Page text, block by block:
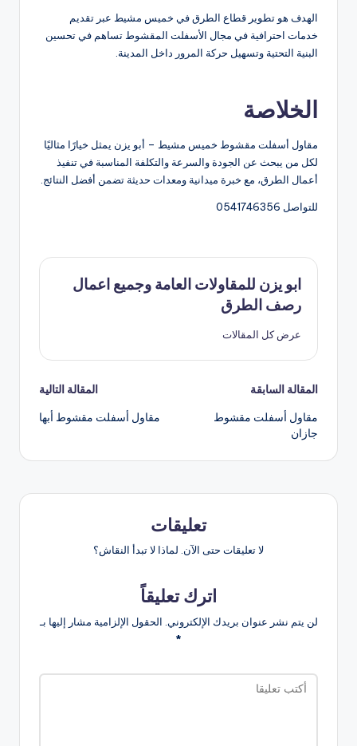
الهدف هو تطوير قطاع الطرق في خميس مشيط عبر تقديم
خدمات احترافية في مجال الأسفلت المقشوط تساهم في تحسين
البنية التحتية وتسهيل حركة المرور داخل المدينة.
الخلاصة
مقاول أسفلت مقشوط خميس مشيط – أبو يزن يمثل خيارًا مثاليًا
لكل من يبحث عن الجودة والسرعة والتكلفة المناسبة في تنفيذ
أعمال الطرق، مع خبرة ميدانية ومعدات حديثة تضمن أفضل النتائج.
للتواصل 0541746356
ابو يزن للمقاولات العامة وجميع اعمال
رصف الطرق
عرض كل المقالات
المقالة السابقة
مقاول أسفلت مقشوط
جازان
المقالة التالية
مقاول أسفلت مقشوط أبها
تعليقات
لا تعليقات حتى الآن. لماذا لا تبدأ النقاش؟
اترك تعليقاً
لن يتم نشر عنوان بريدك الإلكتروني. الحقول الإلزامية مشار إليها بـ
*